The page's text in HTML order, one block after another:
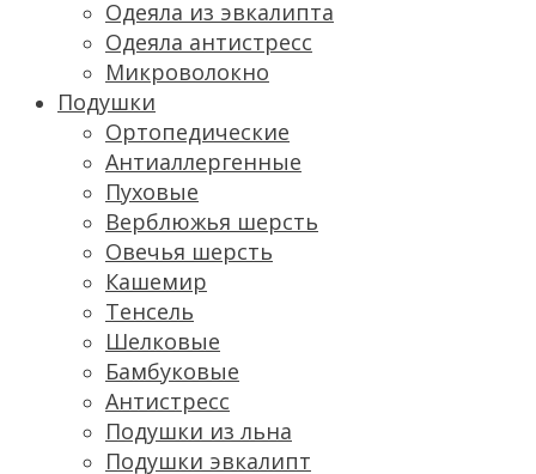
Одеяла из эвкалипта
Одеяла антистресс
Микроволокно
Подушки
Ортопедические
Антиаллергенные
Пуховые
Верблюжья шерсть
Овечья шерсть
Кашемир
Тенсель
Шелковые
Бамбуковые
Антистресс
Подушки из льна
Подушки эвкалипт